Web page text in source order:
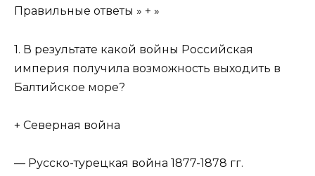
Правильные ответы » + »
1. В результате какой войны Российская
империя получила возможность выходить в
Балтийское море?
+ Северная война
— Русско-турецкая война 1877-1878 гг.